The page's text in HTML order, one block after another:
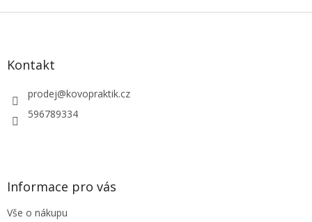
l
Z
Kontakt
prodej@kovopraktik.cz
596789334
Informace pro vás
Vše o nákupu